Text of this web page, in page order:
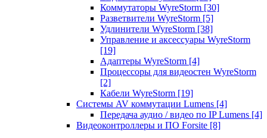
Коммутаторы WyreStorm [30]
Разветвители WyreStorm [5]
Удлинители WyreStorm [38]
Управление и аксессуары WyreStorm
[19]
Адаптеры WyreStorm [4]
Процессоры для видеостен WyreStorm
[2]
Кабели WyreStorm [19]
Системы AV коммутации Lumens [4]
Передача аудио / видео по IP Lumens [4]
Видеоконтроллеры и ПО Forsite [8]